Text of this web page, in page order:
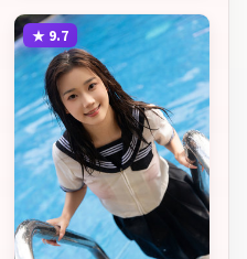
剥开谎言与真相。主演以细
腻表演撑起情感层次，兼顾
观赏性与现实意义。
★ 9.7